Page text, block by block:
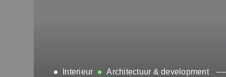
Interieur
Architectuur & development